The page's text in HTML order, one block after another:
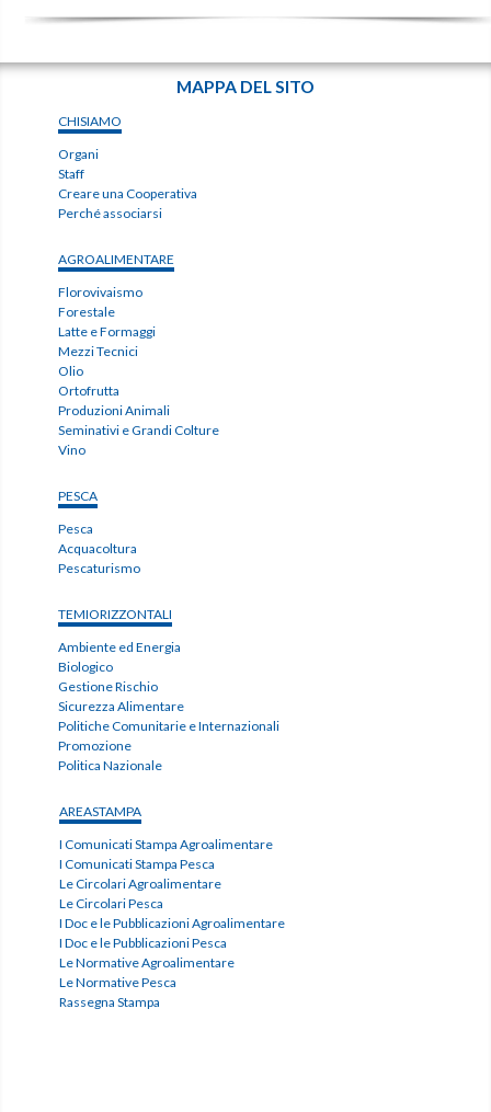
MAPPA DEL SITO
CHISIAMO
Organi
Staff
Creare una Cooperativa
Perché associarsi
AGROALIMENTARE
Florovivaismo
Forestale
Latte e Formaggi
Mezzi Tecnici
Olio
Ortofrutta
Produzioni Animali
Seminativi e Grandi Colture
Vino
PESCA
Pesca
Acquacoltura
Pescaturismo
TEMIORIZZONTALI
Ambiente ed Energia
Biologico
Gestione Rischio
Sicurezza Alimentare
Politiche Comunitarie e Internazionali
Promozione
Politica Nazionale
AREASTAMPA
I Comunicati Stampa Agroalimentare
I Comunicati Stampa Pesca
Le Circolari Agroalimentare
Le Circolari Pesca
I Doc e le Pubblicazioni Agroalimentare
I Doc e le Pubblicazioni Pesca
Le Normative Agroalimentare
Le Normative Pesca
Rassegna Stampa